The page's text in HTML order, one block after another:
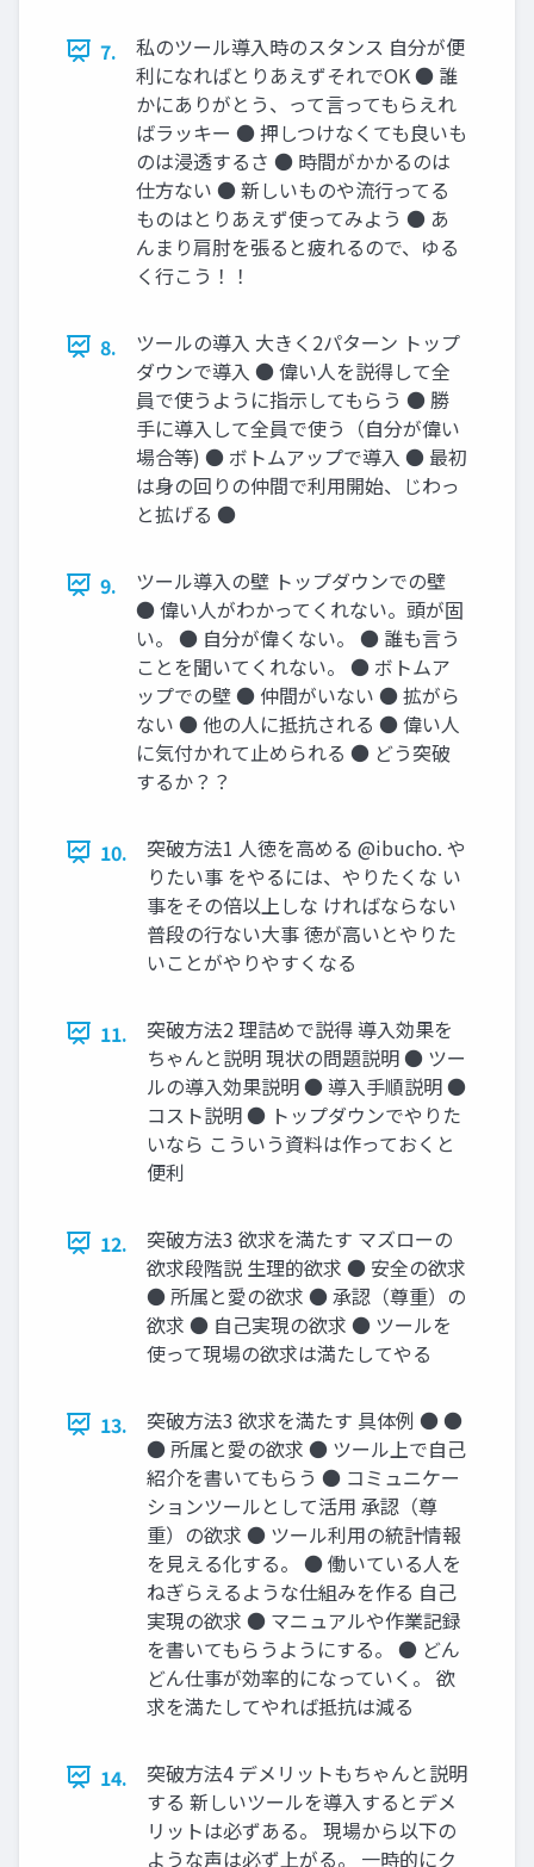
7.
私のツール導入時のスタンス 自分が便
利になればとりあえずそれでOK ● 誰
かにありがとう、って言ってもらえれ
ばラッキー ● 押しつけなくても良いも
のは浸透するさ ● 時間がかかるのは
仕方ない ● 新しいものや流行ってる
ものはとりあえず使ってみよう ● あ
んまり肩肘を張ると疲れるので、ゆる
く行こう！！
8.
ツールの導入 大きく2パターン トップ
ダウンで導入 ● 偉い人を説得して全
員で使うように指示してもらう ● 勝
手に導入して全員で使う（自分が偉い
場合等) ● ボトムアップで導入 ● 最初
は身の回りの仲間で利用開始、じわっ
と拡げる ●
9.
ツール導入の壁 トップダウンでの壁
● 偉い人がわかってくれない。頭が固
い。 ● 自分が偉くない。 ● 誰も言う
ことを聞いてくれない。 ● ボトムア
ップでの壁 ● 仲間がいない ● 拡がら
ない ● 他の人に抵抗される ● 偉い人
に気付かれて止められる ● どう突破
するか？？
10.
突破方法1 人徳を高める @ibucho. や
りたい事 をやるには、やりたくな い
事をその倍以上しな ければならない
普段の行ない大事 徳が高いとやりた
いことがやりやすくなる
11.
突破方法2 理詰めで説得 導入効果を
ちゃんと説明 現状の問題説明 ● ツー
ルの導入効果説明 ● 導入手順説明 ●
コスト説明 ● トップダウンでやりた
いなら こういう資料は作っておくと
便利
12.
突破方法3 欲求を満たす マズローの
欲求段階説 生理的欲求 ● 安全の欲求
● 所属と愛の欲求 ● 承認（尊重）の
欲求 ● 自己実現の欲求 ● ツールを
使って現場の欲求は満たしてやる
13.
突破方法3 欲求を満たす 具体例 ● ●
● 所属と愛の欲求 ● ツール上で自己
紹介を書いてもらう ● コミュニケー
ションツールとして活用 承認（尊
重）の欲求 ● ツール利用の統計情報
を見える化する。 ● 働いている人を
ねぎらえるような仕組みを作る 自己
実現の欲求 ● マニュアルや作業記録
を書いてもらうようにする。 ● どん
どん仕事が効率的になっていく。 欲
求を満たしてやれば抵抗は減る
14.
突破方法4 デメリットもちゃんと説明
する 新しいツールを導入するとデメ
リットは必ずある。 現場から以下の
ような声は必ず上がる。 一時的にク